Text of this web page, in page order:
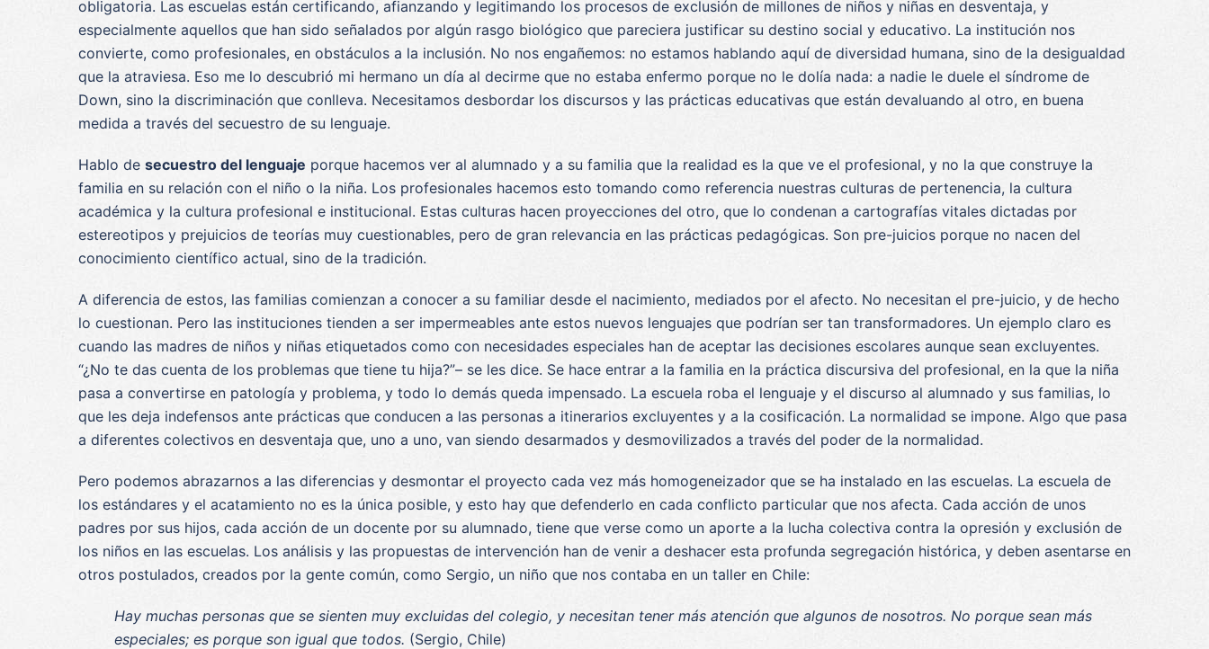
obligatoria. Las escuelas están certificando, afianzando y legitimando los procesos de exclusión de millones de niños y niñas en desventaja, y
especialmente aquellos que han sido señalados por algún rasgo biológico que pareciera justificar su destino social y educativo. La institución nos
convierte, como profesionales, en obstáculos a la inclusión. No nos engañemos: no estamos hablando aquí de diversidad humana, sino de la desigualdad
que la atraviesa. Eso me lo descubrió mi hermano un día al decirme que no estaba enfermo porque no le dolía nada: a nadie le duele el síndrome de
Down, sino la discriminación que conlleva. Necesitamos desbordar los discursos y las prácticas educativas que están devaluando al otro, en buena
medida a través del secuestro de su lenguaje.
Hablo de secuestro del lenguaje porque hacemos ver al alumnado y a su familia que la realidad es la que ve el profesional, y no la que construye la
familia en su relación con el niño o la niña. Los profesionales hacemos esto tomando como referencia nuestras culturas de pertenencia, la cultura
académica y la cultura profesional e institucional. Estas culturas hacen proyecciones del otro, que lo condenan a cartografías vitales dictadas por
estereotipos y prejuicios de teorías muy cuestionables, pero de gran relevancia en las prácticas pedagógicas. Son pre-juicios porque no nacen del
conocimiento científico actual, sino de la tradición.
A diferencia de estos, las familias comienzan a conocer a su familiar desde el nacimiento, mediados por el afecto. No necesitan el pre-juicio, y de hecho
lo cuestionan. Pero las instituciones tienden a ser impermeables ante estos nuevos lenguajes que podrían ser tan transformadores. Un ejemplo claro es
cuando las madres de niños y niñas etiquetados como con necesidades especiales han de aceptar las decisiones escolares aunque sean excluyentes.
“¿No te das cuenta de los problemas que tiene tu hija?”– se les dice. Se hace entrar a la familia en la práctica discursiva del profesional, en la que la niña
pasa a convertirse en patología y problema, y todo lo demás queda impensado. La escuela roba el lenguaje y el discurso al alumnado y sus familias, lo
que les deja indefensos ante prácticas que conducen a las personas a itinerarios excluyentes y a la cosificación. La normalidad se impone. Algo que pasa
a diferentes colectivos en desventaja que, uno a uno, van siendo desarmados y desmovilizados a través del poder de la normalidad.
Pero podemos abrazarnos a las diferencias y desmontar el proyecto cada vez más homogeneizador que se ha instalado en las escuelas. La escuela de
los estándares y el acatamiento no es la única posible, y esto hay que defenderlo en cada conflicto particular que nos afecta. Cada acción de unos
padres por sus hijos, cada acción de un docente por su alumnado, tiene que verse como un aporte a la lucha colectiva contra la opresión y exclusión de
los niños en las escuelas. Los análisis y las propuestas de intervención han de venir a deshacer esta profunda segregación histórica, y deben asentarse en
otros postulados, creados por la gente común, como Sergio, un niño que nos contaba en un taller en Chile:
Hay muchas personas que se sienten muy excluidas del colegio, y necesitan tener más atención que algunos de nosotros. No porque sean más
especiales; es porque son igual que todos. (Sergio, Chile)